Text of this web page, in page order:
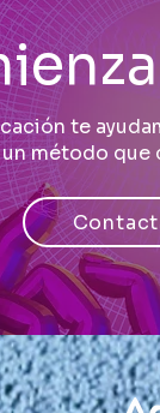
te
método que